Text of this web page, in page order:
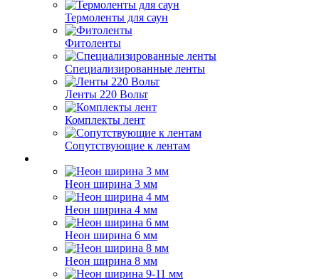
Термоленты для саун
Фитоленты
Специализированные ленты
Ленты 220 Вольт
Комплекты лент
Сопутствующие к лентам
Неон ширина 3 мм
Неон ширина 4 мм
Неон ширина 6 мм
Неон ширина 8 мм